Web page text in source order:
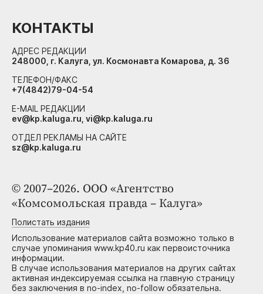
© 2007–2026. ООО «Агентство
«Комсомольская правда – Калуга»
Полистать издания
Использование материалов сайта возможно только в
случае упоминания www.kp40.ru как первоисточника
информации.
В случае использования материалов на других сайтах
активная индексируемая ссылка на главную страницу
без заключения в no-index, no-follow обязательна.
КОНТАКТЫ
АДРЕС РЕДАКЦИИ
248000, г. Калуга, ул. Космонавта Комарова, д. 36
ТЕЛЕФОН/ФАКС
+7(4842)79-04-54
E-MAIL РЕДАКЦИИ
ev@kp.kaluga.ru, vi@kp.kaluga.ru
ОТДЕЛ РЕКЛАМЫ НА САЙТЕ
sz@kp.kaluga.ru